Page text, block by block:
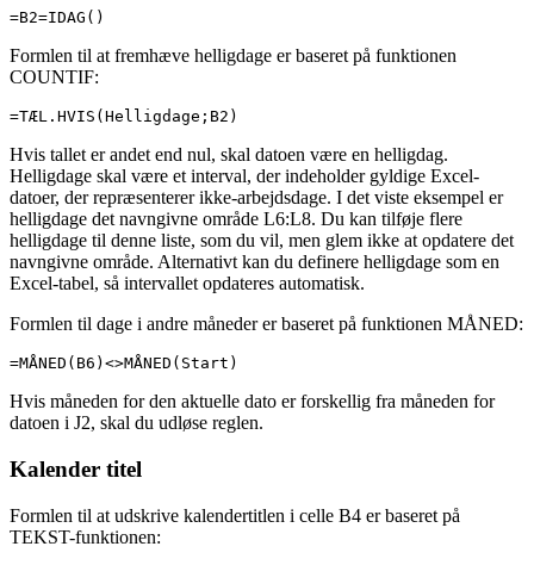
=B2=IDAG()
Formlen til at fremhæve helligdage er baseret på funktionen
COUNTIF:
=TÆL.HVIS(Helligdage;B2)
Hvis tallet er andet end nul, skal datoen være en helligdag.
Helligdage skal være et interval, der indeholder gyldige Excel-
datoer, der repræsenterer ikke-arbejdsdage. I det viste eksempel er
helligdage det navngivne område L6:L8. Du kan tilføje flere
helligdage til denne liste, som du vil, men glem ikke at opdatere det
navngivne område. Alternativt kan du definere helligdage som en
Excel-tabel, så intervallet opdateres automatisk.
Formlen til dage i andre måneder er baseret på funktionen MÅNED:
=MÅNED(B6)<>MÅNED(Start)
Hvis måneden for den aktuelle dato er forskellig fra måneden for
datoen i J2, skal du udløse reglen.
Kalender titel
Formlen til at udskrive kalendertitlen i celle B4 er baseret på
TEKST-funktionen: